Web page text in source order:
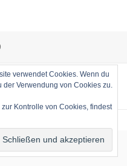
verwendet Cookies. Wenn du
der Verwendung von Cookies zu.
Kontrolle von Cookies, findest